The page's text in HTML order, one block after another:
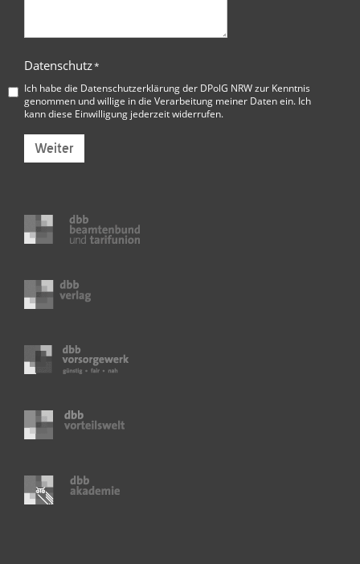
Datenschutz*
Ich habe die Datenschutzerklärung der DPolG NRWzur Kenntnis
genommen und willige in die Verarbeitung meiner Daten ein. Ich
kann diese Einwilligung jederzeit widerrufen.
Weiter